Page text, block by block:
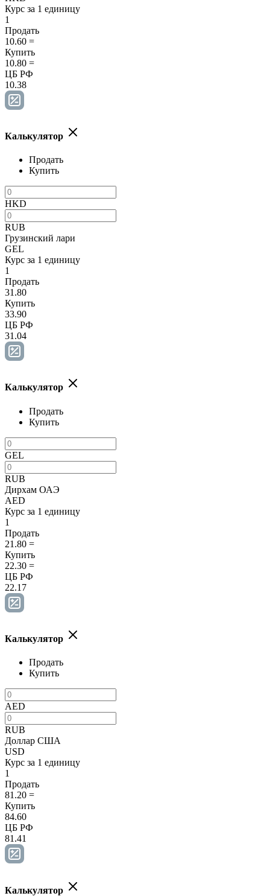
Курс за 1 единицу
1
Продать
10.60 =
Купить
10.80 =
ЦБ РФ
10.38
Калькулятор
Продать
Купить
HKD
RUB
Грузинский лари
GEL
Курс за 1 единицу
1
Продать
31.80
Купить
33.90
ЦБ РФ
31.04
Калькулятор
Продать
Купить
GEL
RUB
Дирхам ОАЭ
AED
Курс за 1 единицу
1
Продать
21.80 =
Купить
22.30 =
ЦБ РФ
22.17
Калькулятор
Продать
Купить
AED
RUB
Доллар США
USD
Курс за 1 единицу
1
Продать
81.20 =
Купить
84.60
ЦБ РФ
81.41
Калькулятор